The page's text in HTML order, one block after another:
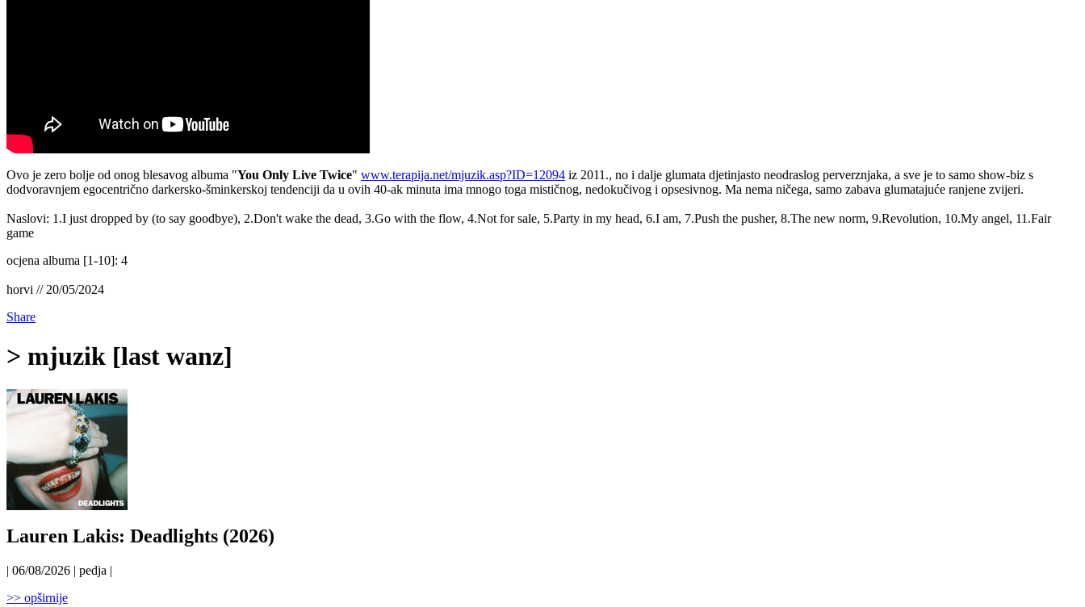
Ovo je zero bolje od onog blesavog albuma "You Only Live Twice" www.terapija.net/mjuzik.asp?ID=12094 iz 2011., no i dalje glumata djetinjasto neodraslog perverznjaka, a sve je to samo show-biz s
dodvoravnjem egocentrično darkersko-šminkerskoj tendenciji da u ovih 40-ak minuta ima mnogo toga mističnog, nedokučivog i opsesivnog. Ma nema ničega, samo zabava glumatajuće ranjene zvijeri.
Naslovi: 1.I just dropped by (to say goodbye), 2.Don't wake the dead, 3.Go with the flow, 4.Not for sale, 5.Party in my head, 6.I am, 7.Push the pusher, 8.The new norm, 9.Revolution, 10.My angel, 11.Fair
game
ocjena albuma [1-10]: 4
horvi // 20/05/2024
Share
> mjuzik [last wanz]
Lauren Lakis: Deadlights (2026)
| 06/08/2026 | pedja |
>> opširnije